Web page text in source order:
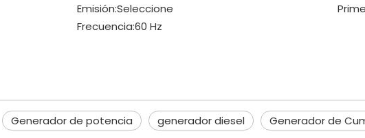
Emisión:Seleccione
Frecuencia:60 Hz
Generador de potencia generador diesel Generador de